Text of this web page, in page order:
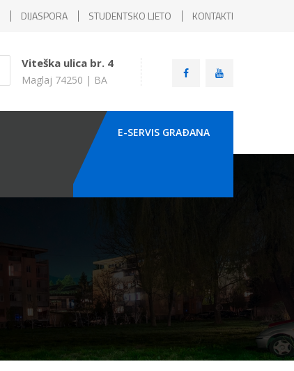
DIJASPORA STUDENTSKO LJETO KONTAKTI
Viteška ulica br. 4
Maglaj 74250 | BA
E-SERVIS GRAÐANA